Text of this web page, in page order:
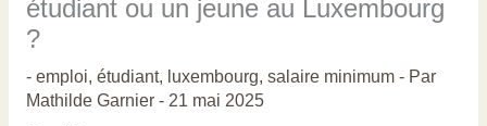
étudiant ou un jeune au Luxembourg
?
- emploi, étudiant, luxembourg, salaire minimum- Par
Mathilde Garnier - 21 mai 2025